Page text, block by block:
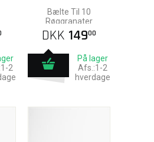
2
Bælte Til 10
Røggranater
DKK 14900
På lager
Afs.:1-2
hverdage